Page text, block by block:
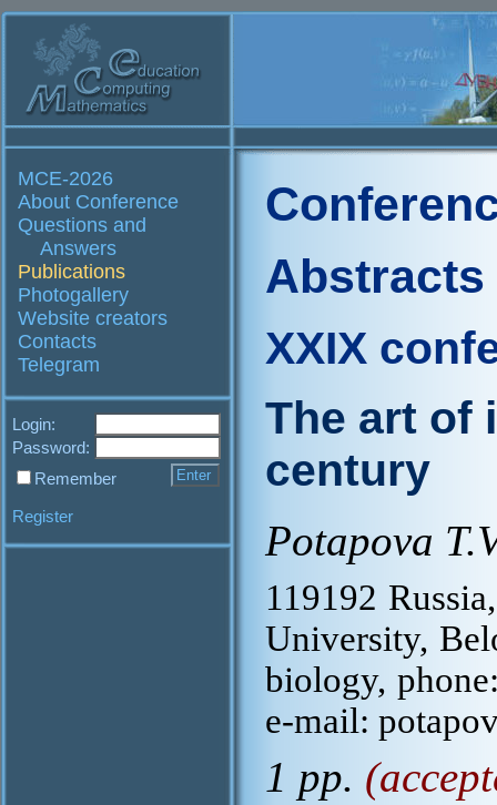
MCE-2026
About Conference
Questions and
Answers
Publications
Photogallery
Website creators
Contacts
Telegram
Login:
Password:
Remember
Register
Abstracts
XXIX
The art of
century
Potapova
119192
University,
biology,
e-mail:
1 pp.